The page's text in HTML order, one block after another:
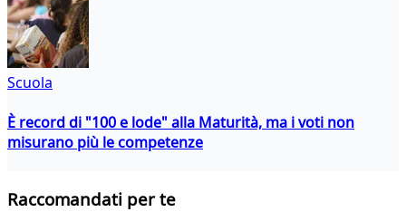
Scuola
È record di "100 e lode" alla Maturità, ma i voti non
misurano più le competenze
Raccomandati per te